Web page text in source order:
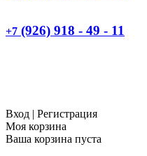
+7 (926) 918 - 49 - 11
Вход | Регистрация
Моя корзина
Ваша корзина пуста